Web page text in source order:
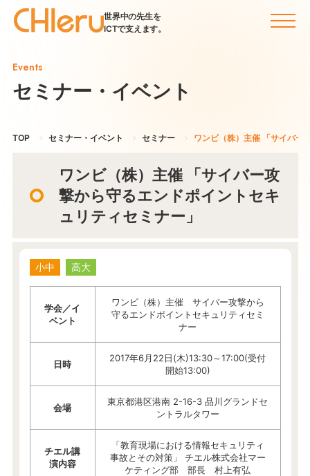
世界中の先生を
ICTで支えます。
Events
セミナー・イベント
TOP セミナー・イベント セミナー ワンビ（株）主催 「サイバー
ワンビ（株）主催 「サイバー攻
撃から守るエンドポイントセキ
ュリティセミナー」
小中 高大
学会／イ
ベント
ワンビ（株）主催 サイバー攻撃から
守るエンドポイントセキュリティセミ
ナー
日時
2017年6月22日(木)13:30～17:00(受付
開始13:00)
会場
東京都港区港南 2-16-3 品川グランドセ
ントラルタワー
チエル講
演内容
「教育現場における情報セキュリティ
事故とその対策」 チエル株式会社マー
ケティング部 部長 村上有弘